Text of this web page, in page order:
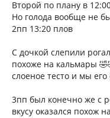
Второй по плану в
Но голода вообще не
2пп 13:20 плов
С дочкой слепили
похоже на кальмары
слоеное тесто и мы его
3пп был конечно же с
вкусу оказался похож